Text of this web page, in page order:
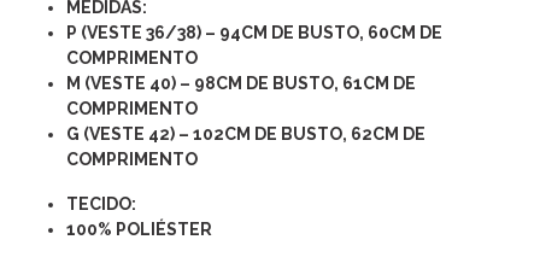
MEDIDAS:
P (VESTE 36/38) – 94CM DE BUSTO, 60CM DE
COMPRIMENTO
M (VESTE 40) – 98CM DE BUSTO, 61CM DE
COMPRIMENTO
G (VESTE 42) – 102CM DE BUSTO, 62CM DE
COMPRIMENTO
TECIDO:
100% POLIÉSTER